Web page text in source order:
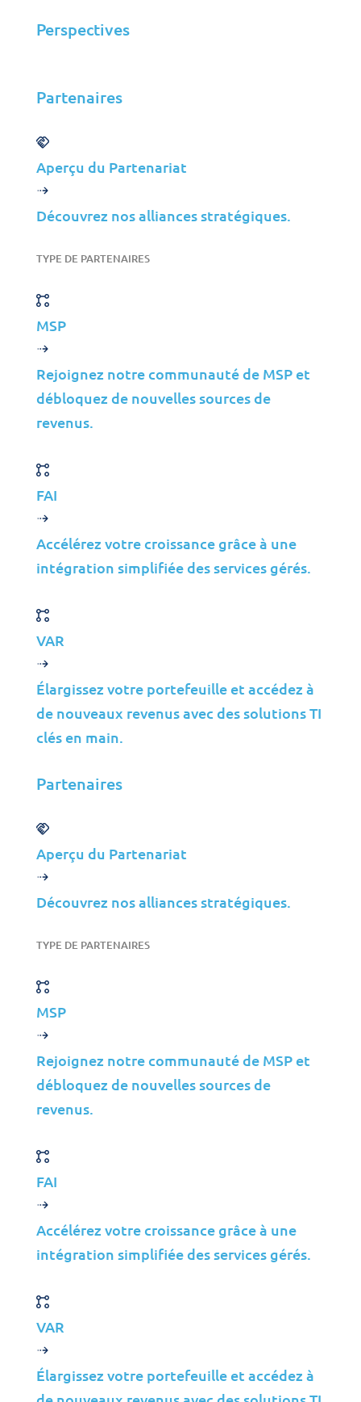
Perspectives
Partenaires
Aperçu du Partenariat
Découvrez nos alliances stratégiques.
TYPE DE PARTENAIRES
MSP
Rejoignez notre communauté de MSP et
débloquez de nouvelles sources de
revenus.
FAI
Accélérez votre croissance grâce à une
intégration simplifiée des services gérés.
VAR
Élargissez votre portefeuille et accédez à
de nouveaux revenus avec des solutions TI
clés en main.
Partenaires
Aperçu du Partenariat
Découvrez nos alliances stratégiques.
TYPE DE PARTENAIRES
MSP
Rejoignez notre communauté de MSP et
débloquez de nouvelles sources de
revenus.
FAI
Accélérez votre croissance grâce à une
intégration simplifiée des services gérés.
VAR
Élargissez votre portefeuille et accédez à
Asie
Siège
Colombo 02, Sri Lanka
Toutes les Solutions
Gestion des Applications
Cloud
Conseil
Données et IA
Industries
Fusions et Acquisitions
Fabrication
Télécommunications
Énergie
Services Financiers
Médias
MSP
ISP
Offres d’Emploi
Direction
Contact
RGPD
Facebook
YouTube